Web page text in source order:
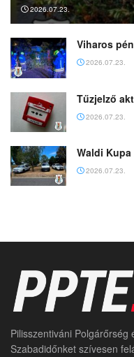
2026.07.23.
Viharos
2026.07.23.
Tűzjelző
2026.07.23.
Waldi Kupa
2026.07.23.
Pilisszentiváni Polgárőrség
Szabadidőnket szívesen